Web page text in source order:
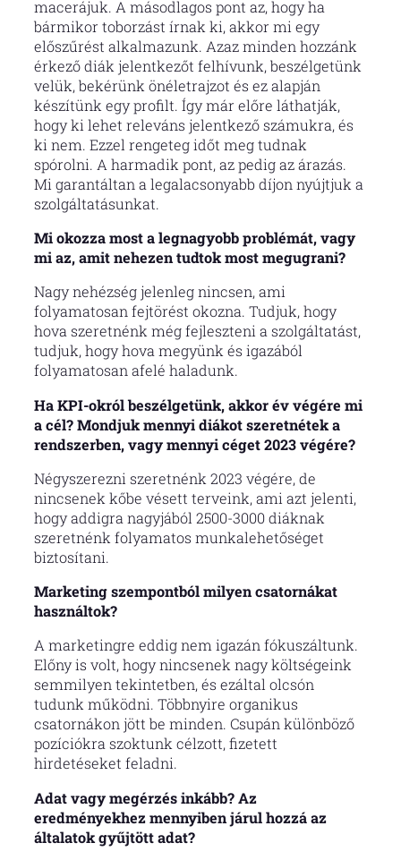
macerájuk. A másodlagos pont az, hogy ha
bármikor toborzást írnak ki, akkor mi egy
előszűrést alkalmazunk. Azaz minden hozzánk
érkező diák jelentkezőt felhívunk, beszélgetünk
velük, bekérünk önéletrajzot és ez alapján
készítünk egy profilt. Így már előre láthatják,
hogy ki lehet releváns jelentkező számukra, és
ki nem. Ezzel rengeteg időt meg tudnak
spórolni. A harmadik pont, az pedig az árazás.
Mi garantáltan a legalacsonyabb díjon nyújtjuk a
szolgáltatásunkat.
Mi okozza most a legnagyobb problémát, vagy
mi az, amit nehezen tudtok most megugrani?
Nagy nehézség jelenleg nincsen, ami
folyamatosan fejtörést okozna. Tudjuk, hogy
hova szeretnénk még fejleszteni a szolgáltatást,
tudjuk, hogy hova megyünk és igazából
folyamatosan afelé haladunk.
Ha KPI-okról beszélgetünk, akkor év végére mi
a cél? Mondjuk mennyi diákot szeretnétek a
rendszerben, vagy mennyi céget 2023 végére?
Négyszerezni szeretnénk 2023 végére, de
nincsenek kőbe vésett terveink, ami azt jelenti,
hogy addigra nagyjából 2500-3000 diáknak
szeretnénk folyamatos munkalehetőséget
biztosítani.
Marketing szempontból milyen csatornákat
használtok?
A marketingre eddig nem igazán fókuszáltunk.
Előny is volt, hogy nincsenek nagy költségeink
semmilyen tekintetben, és ezáltal olcsón
tudunk működni. Többnyire organikus
csatornákon jött be minden. Csupán különböző
pozíciókra szoktunk célzott, fizetett
hirdetéseket feladni.
Adat vagy megérzés inkább? Az
eredményekhez mennyiben járul hozzá az
általatok gyűjtött adat?